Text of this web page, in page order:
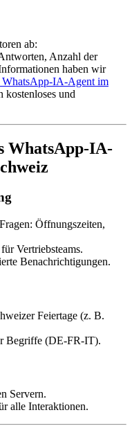
ab:
Anzahl der
haben wir
WhatsApp-IA-Agent im
kostenloses und
WhatsApp-IA-
Öffnungszeiten,
Vertriebsteams.
Benachrichtigungen.
Feiertage (z. B.
Begriffe (DE-FR-IT).
Servern.
alle Interaktionen.